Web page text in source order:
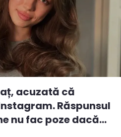
acuzată că
Răspunsul
nu fac poze dacă...